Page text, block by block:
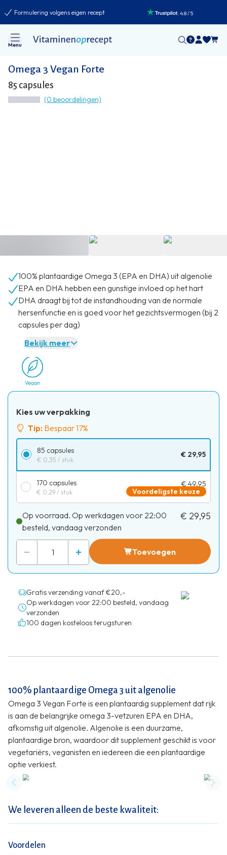
Formulering volgens eigen recept :4.8/5
Menu
Omega 3 Vegan Forte
85 capsules
(0 beoordelingen)
100% plantaardige Omega 3 (EPA en DHA) uit algenolie
EPA en DHA hebben een gunstige invloed op het hart
DHA draagt bij tot de instandhouding van de normale
hersenfunctie en is goed voor het gezichtsvermogen (bij 2
capsules per dag)
Bekijk meer
Kies uw verpakking
Tip: Bespaar 17%
85 capsules
€ 0,35 / stuk
€ 29,95
170 capsules
€ 0,29 / stuk
€ 49,95
Voordeligste keuze
Op voorraad. Op werkdagen voor 22:00
besteld, vandaag verzonden
€ 29,95
Toevoegen
Gratis verzending vanaf €20,-
Op werkdagen voor 22:00 besteld, vandaag
verzonden
100 dagen kosteloos terugsturen
100% plantaardige Omega 3 uit algenolie
Omega 3 Vegan Forte is een plantaardig supplement dat rijk
is aan de belangrijke omega 3-vetzuren EPA en DHA,
afkomstig uit algenolie. Algenolie is een duurzame,
plantaardige bron, waardoor dit supplement geschikt is voor
vegetariërs, veganisten en iedereen die een plantaardige
optie verkiest.
Previous slide
We leveren alleen de beste kwaliteit:
Voordelen